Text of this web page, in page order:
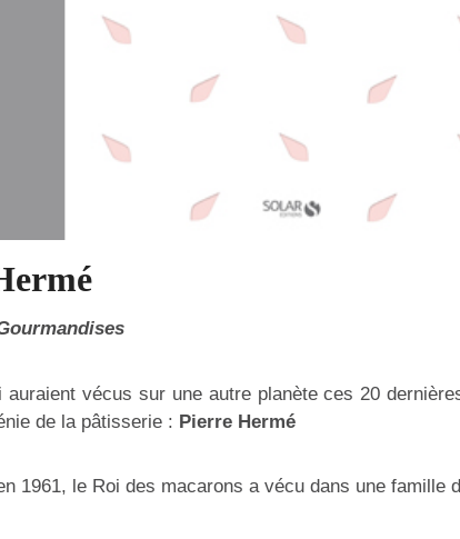
auraient vécus sur une autre planète ces 20
de la pâtisserie : Pierre Hermé
1961, le Roi des macarons a vécu dans une famille